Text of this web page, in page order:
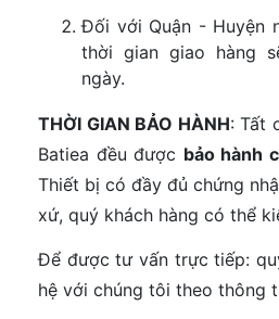
Đối với Quận - Huyện
thời gian giao hàng
ngày.
THỜI GIAN BẢO HÀNH: Tất
Batiea đều được bảo hành
Thiết bị có đầy đủ chứng
xứ, quý khách hàng có thể
Để được tư vấn trực tiếp:
hệ với chúng tôi theo thông